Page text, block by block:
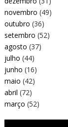
novembro (49)
outubro (36)
setembro (52)
agosto (37)
julho (44)
junho (16)
maio (42)
abril (72)
março (52)